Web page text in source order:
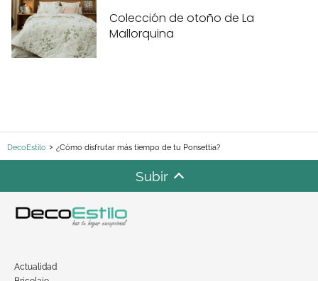
Colección de otoño de La
Mallorquina
DecoEstilo ¿Cómo disfrutar más tiempo de tu Ponsettia?
Subir
Actualidad